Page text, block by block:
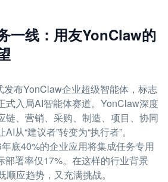
一线：用友YonClaw的
布YonClaw企业超级智能体，标志
式入局AI智能体赛道。YonClaw深度
链、营销、采购、制造、项目、协同
从“建议者”转变为“执行者”。
底40%的企业应用将集成任务专用
部署率仅17%。在这样的行业背景
应趋势，又充满挑战。